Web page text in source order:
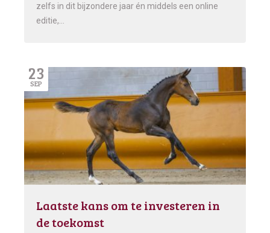
zelfs in dit bijzondere jaar én middels een online
editie,…
23
SEP
Laatste kans om te investeren in
de toekomst